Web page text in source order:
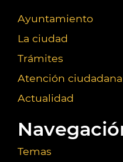
Ayuntamiento
La ciudad
Trámites
Atención ciudadana
Actualidad
Temas